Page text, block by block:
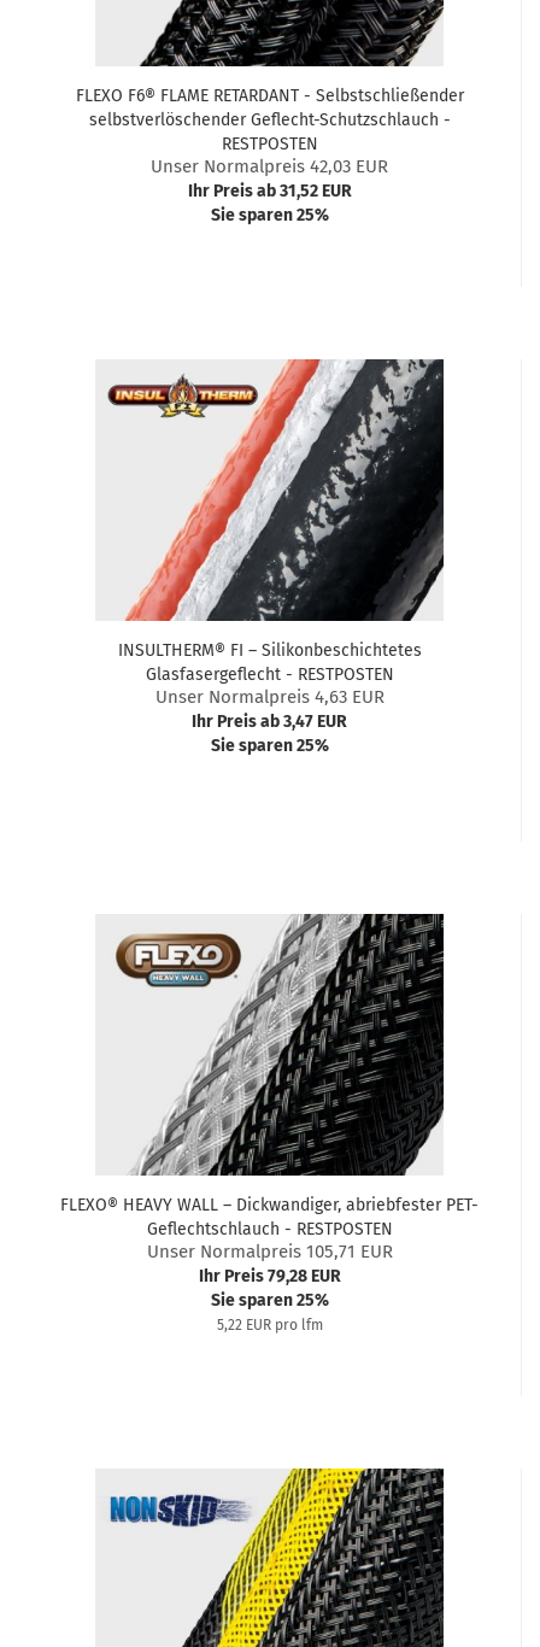
FLEXO F6® FLAME RETARDANT - Selbstschließender
selbstverlöschender Geflecht-Schutzschlauch -
RESTPOSTEN
Unser Normalpreis 42,03 EUR
Ihr Preis ab 31,52 EUR
Sie sparen 25%
INSULTHERM® FI – Silikonbeschichtetes
Glasfasergeflecht - RESTPOSTEN
Unser Normalpreis 4,63 EUR
Ihr Preis ab 3,47 EUR
Sie sparen 25%
FLEXO® HEAVY WALL – Dickwandiger, abriebfester PET-
Geflechtschlauch - RESTPOSTEN
Unser Normalpreis 105,71 EUR
Ihr Preis 79,28 EUR
Sie sparen 25%
5,22 EUR pro lfm